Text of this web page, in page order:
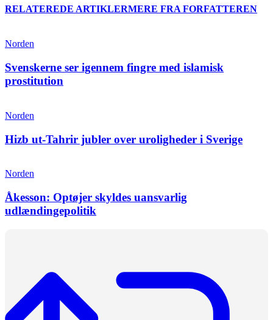
RELATEREDE ARTIKLERMERE FRA FORFATTEREN
Norden
Svenskerne ser igennem fingre med islamisk
prostitution
Norden
Hizb ut-Tahrir jubler over uroligheder i Sverige
Norden
Åkesson: Optøjer skyldes uansvarlig
udlændingepolitik